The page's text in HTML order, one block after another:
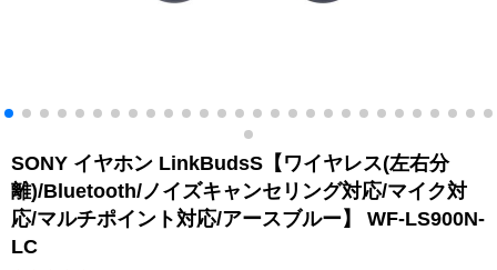
SONY イヤホン LinkBudsS【ワイヤレス(左右分
離)/Bluetooth/ノイズキャンセリング対応/マイク対
応/マルチポイント対応/アースブルー】 WF-LS900N-
LC